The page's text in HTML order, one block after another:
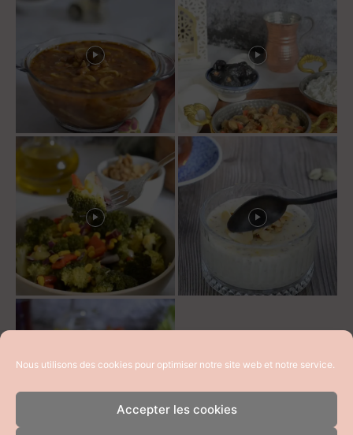
Nous utilisons des cookies pour optimiser notre site web et notre service.
Accepter les cookies